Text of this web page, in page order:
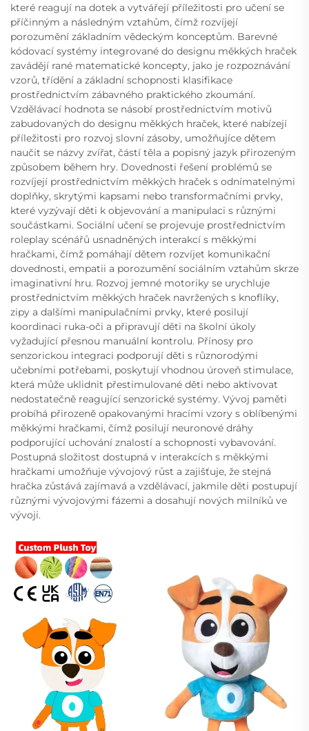
které reagují na dotek a vytvářejí příležitosti pro učení se
příčinným a následným vztahům, čímž rozvíjejí
porozumění základním vědeckým konceptům. Barevné
kódovací systémy integrované do designu měkkých hraček
zavádějí rané matematické koncepty, jako je rozpoznávání
vzorů, třídění a základní schopnosti klasifikace
prostřednictvím zábavného praktického zkoumání.
Vzdělávací hodnota se násobí prostřednictvím motivů
zabudovaných do designu měkkých hraček, které nabízejí
příležitosti pro rozvoj slovní zásoby, umožňujíce dětem
naučit se názvy zvířat, částí těla a popisný jazyk přirozeným
způsobem během hry. Dovednosti řešení problémů se
rozvíjejí prostřednictvím měkkých hraček s odnímatelnými
doplňky, skrytými kapsami nebo transformačními prvky,
které vyzývají děti k objevování a manipulaci s různými
součástkami. Sociální učení se projevuje prostřednictvím
roleplay scénářů usnadněných interakcí s měkkými
hračkami, čímž pomáhají dětem rozvíjet komunikační
dovednosti, empatii a porozumění sociálním vztahům skrze
imaginativní hru. Rozvoj jemné motoriky se urychluje
prostřednictvím měkkých hraček navržených s knoflíky,
zipy a dalšími manipulačními prvky, které posilují
koordinaci ruka-oči a připravují děti na školní úkoly
vyžadující přesnou manuální kontrolu. Přínosy pro
senzorickou integraci podporují děti s různorodými
učebními potřebami, poskytují vhodnou úroveň stimulace,
která může uklidnit přestimulované děti nebo aktivovat
nedostatečně reagující senzorické systémy. Vývoj paměti
probíhá přirozeně opakovanými hracími vzory s oblíbenými
měkkými hračkami, čímž posilují neuronové dráhy
podporující uchování znalostí a schopnosti vybavování.
Postupná složitost dostupná v interakcích s měkkými
hračkami umožňuje vývojový růst a zajišťuje, že stejná
hračka zůstává zajímavá a vzdělávací, jakmile děti postupují
různými vývojovými fázemi a dosahují nových milníků ve
vývoji.